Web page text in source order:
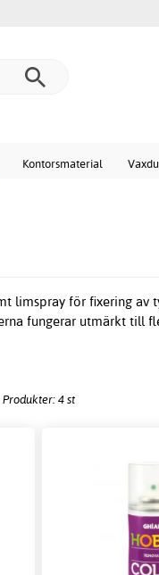
Kontorsmaterial
limspray för fixering av
fungerar utmärkt till
Produkter: 4 st